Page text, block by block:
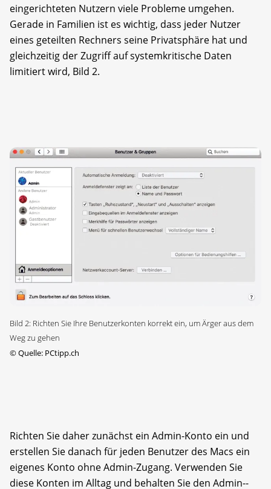
eingerichteten Nutzern viele Probleme umgehen.
Gerade in Familien ist es wichtig, dass jeder Nutzer
eines geteilten Rechners seine Privatsphäre hat und
gleichzeitig der Zugriff auf systemkritische Daten
limitiert wird, Bild 2.
Bild 2: Richten Sie Ihre Benutzerkonten korrekt ein, um Ärger aus dem
Weg zu gehen
©Quelle: PCtipp.ch
Richten Sie daher zunächst ein Admin-Konto ein und
erstellen Sie danach für jeden Benutzer des Macs ein
eigenes Konto ohne Admin-Zugang. Verwenden Sie
diese Konten im Alltag und behalten Sie den Admin-­